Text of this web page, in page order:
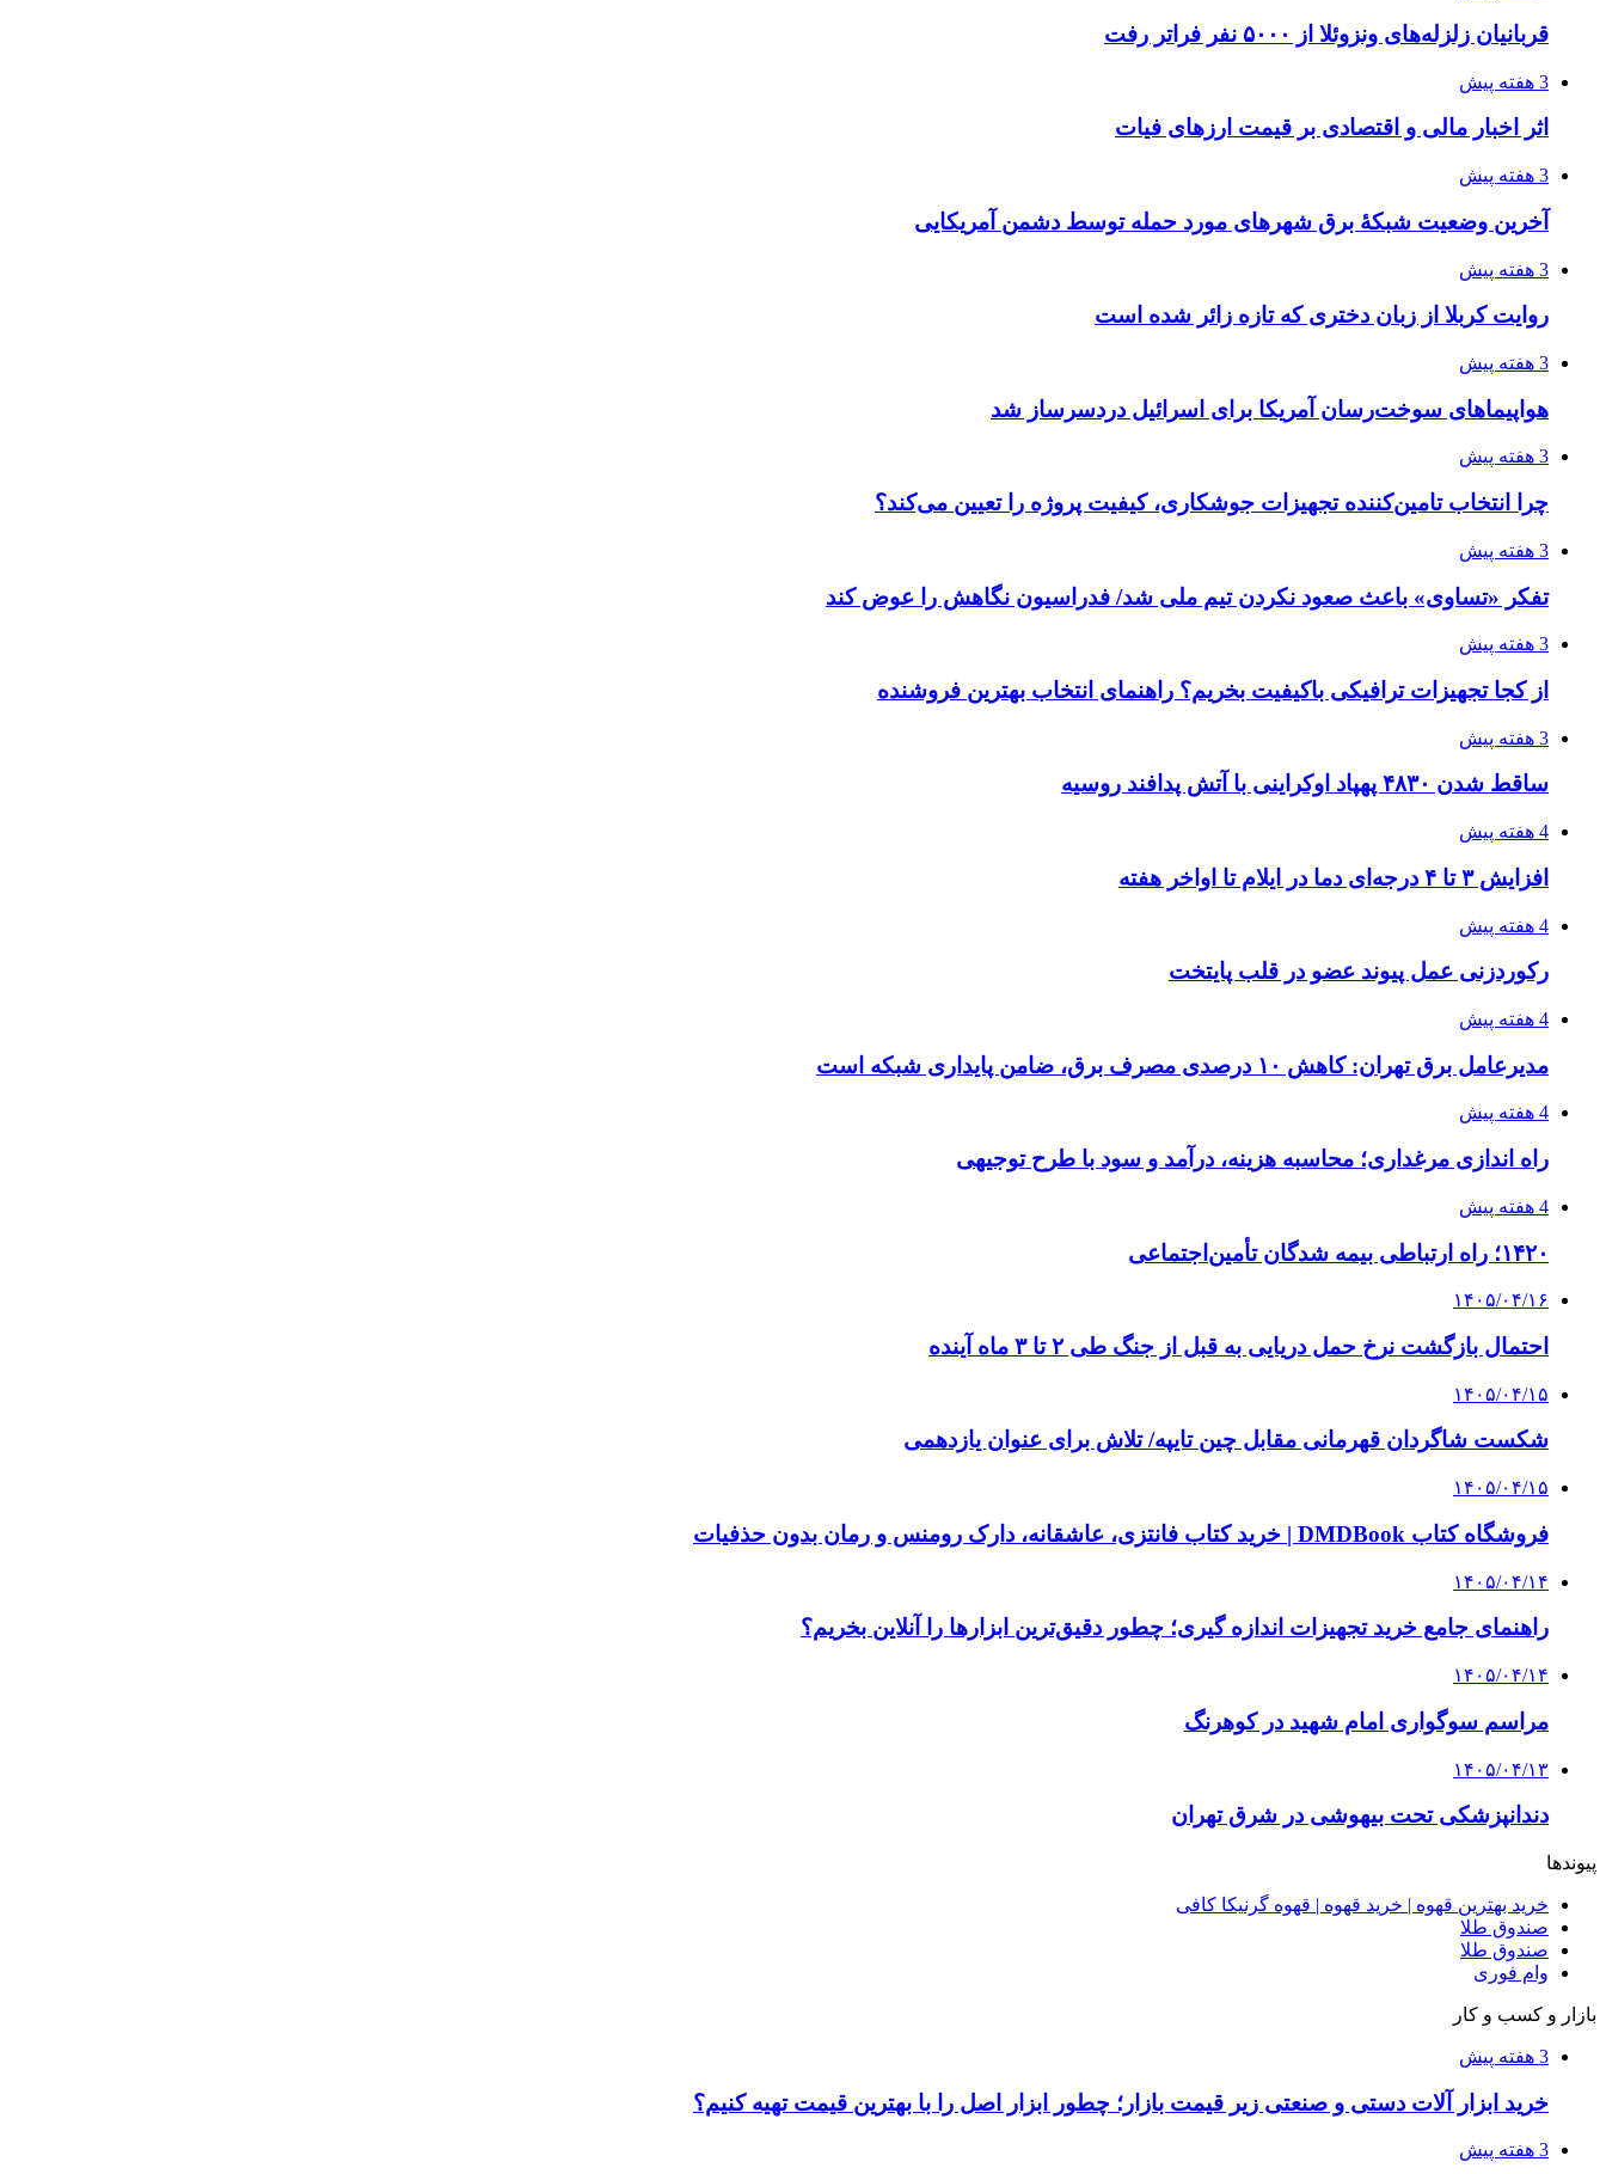
قربانیان زلزله‌های ونزوئلا از ۵۰۰۰ نفر فراتر رفت
3 هفته پیش
اثر اخبار مالی و اقتصادی بر قیمت ارزهای فیات
3 هفته پیش
آخرین وضعیت شبکۀ برق شهرهای مورد حمله توسط دشمن آمریکایی
3 هفته پیش
روایت کربلا از زبان دختری که تازه زائر شده است
3 هفته پیش
هواپیماهای سوخت‌رسان آمریکا برای اسرائیل دردسرساز شد
3 هفته پیش
چرا انتخاب تامین‌کننده تجهیزات جوشکاری، کیفیت پروژه را تعیین می‌کند؟
3 هفته پیش
تفکر «تساوی» باعث صعود نکردن تیم ملی شد/ فدراسیون نگاهش را عوض کند
3 هفته پیش
از کجا تجهیزات ترافیکی باکیفیت بخریم؟ راهنمای انتخاب بهترین فروشنده
3 هفته پیش
ساقط شدن ۴۸۳۰ پهپاد اوکراینی با آتش پدافند روسیه
4 هفته پیش
افزایش ۳ تا ۴ درجه‌ای دما در ایلام تا اواخر هفته
4 هفته پیش
رکوردزنی عمل پیوند عضو در قلب پایتخت
4 هفته پیش
مدیرعامل برق تهران: کاهش ۱۰ درصدی مصرف برق، ضامن پایداری شبکه است
4 هفته پیش
راه اندازی مرغداری؛ محاسبه هزینه، درآمد و سود با طرح توجیهی
4 هفته پیش
۱۴۲۰؛ راه ارتباطی بیمه شدگان تأمین‌اجتماعی
۱۴۰۵/۰۴/۱۶
احتمال بازگشت نرخ حمل دریایی به قبل از جنگ طی ۲ تا ۳ ماه آینده
۱۴۰۵/۰۴/۱۵
شکست شاگردان قهرمانی مقابل چین تایپه/ تلاش برای عنوان یازدهمی
۱۴۰۵/۰۴/۱۵
فروشگاه کتاب DMDBook | خرید کتاب فانتزی، عاشقانه، دارک رومنس و رمان بدون حذفیات
۱۴۰۵/۰۴/۱۴
راهنمای جامع خرید تجهیزات اندازه گیری؛ چطور دقیق‌ترین ابزارها را آنلاین بخریم؟
۱۴۰۵/۰۴/۱۴
مراسم سوگواری امام شهید در کوهرنگ
۱۴۰۵/۰۴/۱۳
دندانپزشکی تحت بیهوشی در شرق تهران
پیوندها
خرید بهترین قهوه | خرید قهوه | قهوه گرنیکا کافی
صندوق طلا
صندوق طلا
وام فوری
بازار و کسب و کار
3 هفته پیش
خرید ابزار آلات دستی و صنعتی زیر قیمت بازار؛ چطور ابزار اصل را با بهترین قیمت تهیه کنیم؟
3 هفته پیش